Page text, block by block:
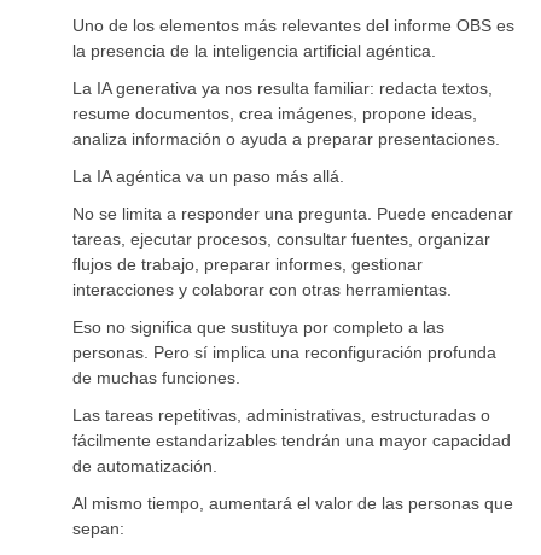
Uno de los elementos más relevantes del informe OBS es
la presencia de la inteligencia artificial agéntica.
La IA generativa ya nos resulta familiar: redacta textos,
resume documentos, crea imágenes, propone ideas,
analiza información o ayuda a preparar presentaciones.
La IA agéntica va un paso más allá.
No se limita a responder una pregunta. Puede encadenar
tareas, ejecutar procesos, consultar fuentes, organizar
flujos de trabajo, preparar informes, gestionar
interacciones y colaborar con otras herramientas.
Eso no significa que sustituya por completo a las
personas. Pero sí implica una reconfiguración profunda
de muchas funciones.
Las tareas repetitivas, administrativas, estructuradas o
fácilmente estandarizables tendrán una mayor capacidad
de automatización.
Al mismo tiempo, aumentará el valor de las personas que
sepan: